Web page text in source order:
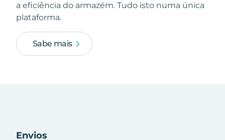
a eficiência do armazém. Tudo isto numa única
plataforma.
Sabe mais
Envios